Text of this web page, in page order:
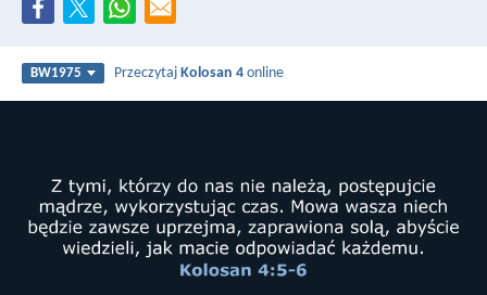
BW1975 PrzeczytajKolosan 4 online